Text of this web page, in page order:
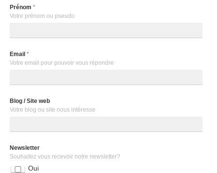
Prénom *
Votre prénom ou pseudo
Email *
Votre email pour pouvoir vous répondre
Blog / Site web
Votre blog ou site nous intéresse
Newsletter
Souhaitez vous recevoir notre newsletter?
Oui